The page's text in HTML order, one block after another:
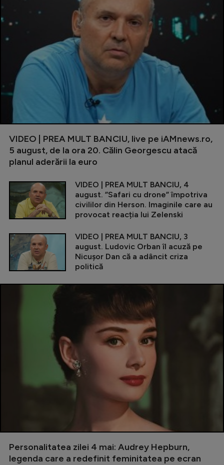
VIDEO | PREA MULT BANCIU, live pe iAMnews.ro,
5 august, de la ora 20. Călin Georgescu atacă
planul aderării la euro
VIDEO | PREA MULT BANCIU, 4
august. ”Safari cu drone” împotriva
civililor din Herson. Imaginile care au
provocat reacția lui Zelenski
VIDEO | PREA MULT BANCIU, 3
august. Ludovic Orban îl acuză pe
Nicușor Dan că a adâncit criza
politică
Personalitatea zilei 4 mai: Audrey Hepburn,
legenda care a redefinit feminitatea pe ecran